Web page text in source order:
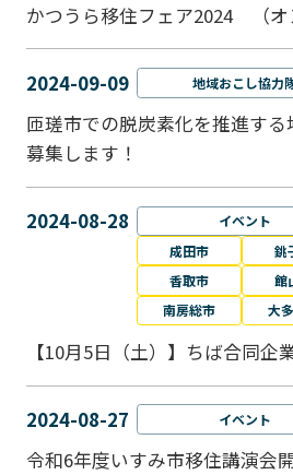
かつうら移住フェア2024 （オ
2024-09-09 地域おこし協力
匝瑳市での脱炭素化を推進す
募集します！
2024-08-28 イベント
成田市
銚
香取市
館
南房総市
大
【10月5日（土）】ちば合同企
2024-08-27 イベント
令和6年度いすみ市移住講演会